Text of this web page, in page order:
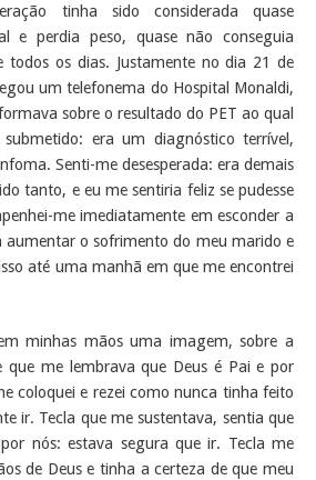
tinha sido considerada quase
e perdia peso, quase não conseguia
todos os dias. Justamente no dia 21 de
um telefonema do Hospital Monaldi,
sobre o resultado do PET ao qual
era um diagnóstico terrível,
Senti-me desesperada: era demais
tanto, e eu me sentiria feliz se pudesse
me imediatamente em esconder a
aumentar o sofrimento do meu marido e
até uma manhã em que me encontrei
minhas mãos uma imagem, sobre a
que me lembrava que Deus é Pai e por
coloquei e rezei como nunca tinha feito
ir. Tecla que me sustentava, sentia que
nós: estava segura que ir. Tecla me
de Deus e tinha a certeza de que meu